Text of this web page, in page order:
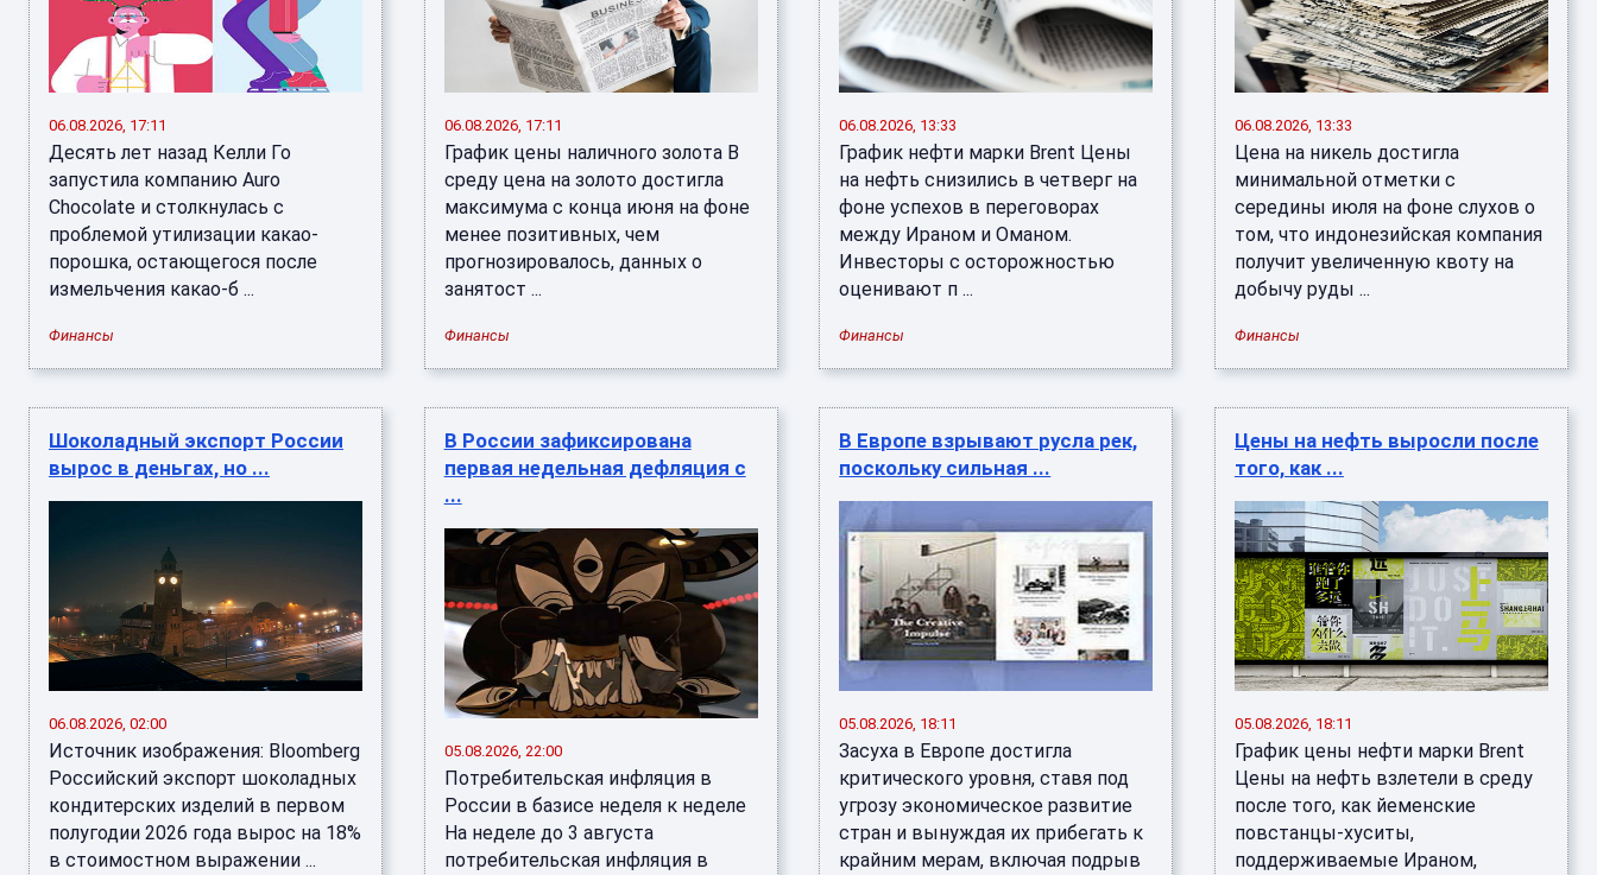
06.08.2026, 17:11
Десять лет назад Келли Го
запустила компанию Auro
Chocolate и столкнулась с
проблемой утилизации какао-
порошка, остающегося после
измельчения какао-б ...
Финансы
06.08.2026, 17:11
График цены наличного золота В
среду цена на золото достигла
максимума с конца июня на фоне
менее позитивных, чем
прогнозировалось, данных о
занятост ...
Финансы
06.08.2026, 13:33
График нефти марки Brent Цены
на нефть снизились в четверг на
фоне успехов в переговорах
между Ираном и Оманом.
Инвесторы с осторожностью
оценивают п ...
Финансы
06.08.2026, 13:33
Цена на никель достигла
минимальной отметки с
середины июля на фоне слухов о
том, что индонезийская компания
получит увеличенную квоту на
добычу руды ...
Финансы
Шоколадный экспорт России
вырос в деньгах, но ...
06.08.2026, 02:00
Источник изображения: Bloomberg
Российский экспорт шоколадных
кондитерских изделий в первом
полугодии 2026 года вырос на 18%
в стоимостном выражении ...
В России зафиксирована
первая недельная дефляция с
...
05.08.2026, 22:00
Потребительская инфляция в
России в базисе неделя к неделе
На неделе до 3 августа
потребительская инфляция в
В Европе взрывают русла рек,
поскольку сильная ...
05.08.2026, 18:11
Засуха в Европе достигла
критического уровня, ставя под
угрозу экономическое развитие
стран и вынуждая их прибегать к
крайним мерам, включая подрыв
Цены на нефть выросли после
того, как ...
05.08.2026, 18:11
График цены нефти марки Brent
Цены на нефть взлетели в среду
после того, как йеменские
повстанцы-хуситы,
поддерживаемые Ираном,